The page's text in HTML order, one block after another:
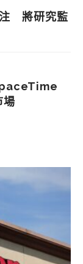
注 將研究監
場